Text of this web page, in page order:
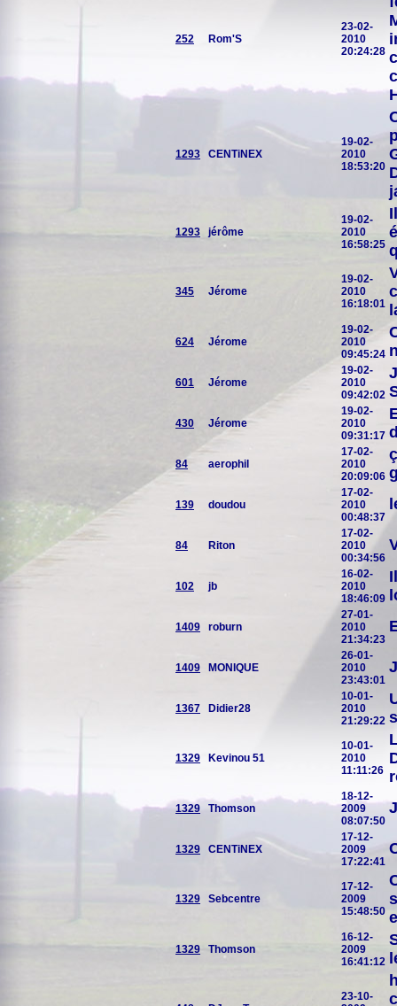
252 Rom'S
23-02-
2010
20:24:28
1293 CENTiNEX
19-02-
2010
18:53:20
1293 jérôme
19-02-
2010
16:58:25
345 Jérome
19-02-
2010
16:18:01
624 Jérome
19-02-
2010
09:45:24
601 Jérome
19-02-
2010
09:42:02
430 Jérome
19-02-
2010
09:31:17
84 aerophil
17-02-
2010
20:09:06
139 doudou
17-02-
2010
00:48:37
84 Riton
17-02-
2010
00:34:56
102 jb
16-02-
2010
18:46:09
1409 roburn
27-01-
2010
21:34:23
1409 MONIQUE
26-01-
2010
23:43:01
1367 Didier28
10-01-
2010
21:29:22
1329 Kevinou 51
10-01-
2010
11:11:26
1329 Thomson
18-12-
2009
08:07:50
1329 CENTiNEX
17-12-
2009
17:22:41
1329 Sebcentre
17-12-
2009
15:48:50
1329 Thomson
16-12-
2009
16:41:12
23-10-